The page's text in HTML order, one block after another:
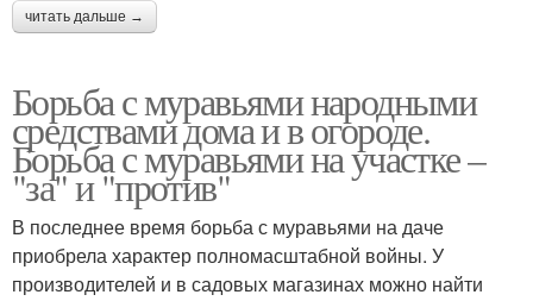
читать дальше →
Борьба с муравьями народными
средствами дома и в огороде.
Борьба с муравьями на участке –
"за" и "против"
В последнее время борьба с муравьями на даче
приобрела характер полномасштабной войны. У
производителей и в садовых магазинах можно найти